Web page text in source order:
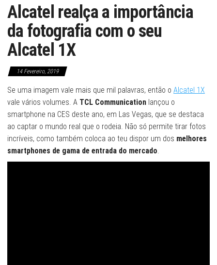
Alcatel realça a importância
da fotografia com o seu
Alcatel 1X
14 Fevereiro, 2019
Se uma imagem vale mais que mil palavras, então o Alcatel 1X
vale vários volumes. A TCL Communication lançou o
smartphone na CES deste ano, em Las Vegas, que se destaca
ao captar o mundo real que o rodeia. Não só permite tirar fotos
incríveis, como também coloca ao teu dispor um dos melhores
smartphones de gama de entrada do mercado.